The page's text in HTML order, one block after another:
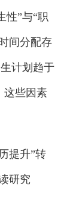
性”与“职
间分配存
计划趋于
这些因素
提升”转
研究